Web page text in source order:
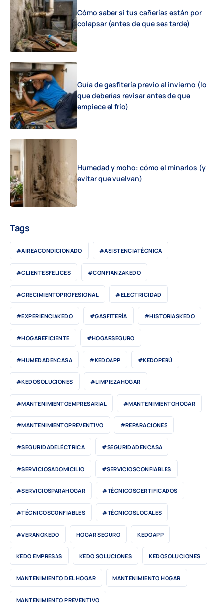
Cómo saber si tus cañerías están por
colapsar (antes de que sea tarde)
Guía de gasfitería previo al invierno (lo
que deberías revisar antes de que
empiece el frío)
Humedad y moho: cómo eliminarlos (y
evitar que vuelvan)
Tags
#AIREACONDICIONADO #ASISTENCIATÉCNICA
#CLIENTESFELICES #CONFIANZAKEDO
#CRECIMIENTOPROFESIONAL #ELECTRICIDAD
#EXPERIENCIAKEDO #GASFITERÍA #HISTORIASKEDO
#HOGAREFICIENTE #HOGARSEGURO
#HUMEDADENCASA #KEDOAPP #KEDOPERÚ
#KEDOSOLUCIONES #LIMPIEZAHOGAR
#MANTENIMIENTOEMPRESARIAL #MANTENIMIENTOHOGAR
#MANTENIMIENTOPREVENTIVO #REPARACIONES
#SEGURIDADELÉCTRICA #SEGURIDADENCASA
#SERVICIOSADOMICILIO #SERVICIOSCONFIABLES
#SERVICIOSPARAHOGAR #TÉCNICOSCERTIFICADOS
#TÉCNICOSCONFIABLES #TÉCNICOSLOCALES
#VERANOKEDO HOGAR SEGURO KEDOAPP
KEDO EMPRESAS KEDO SOLUCIONES KEDOSOLUCIONES
MANTENIMIENTO DEL HOGAR MANTENIMIENTO HOGAR
MANTENIMIENTO PREVENTIVO